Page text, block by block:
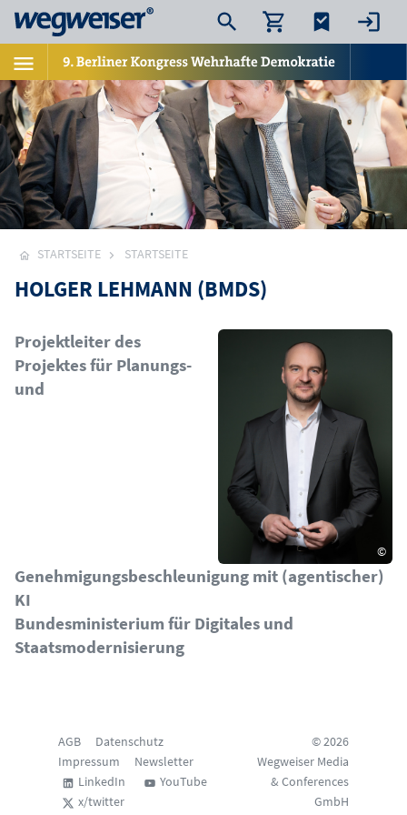
STARTSEITE STARTSEITE
HOLGER LEHMANN (BMDS)
Bild
©
Projektleiter des
Projektes für Planungs-
und
Genehmigungsbeschleunigung mit (agentischer)
KI
Bundesministerium für Digitales und
Staatsmodernisierung
AGB
Datenschutz
Impressum
Newsletter
LinkedIn
YouTube
x/twitter
© 2026
Wegweiser Media
& Conferences
GmbH